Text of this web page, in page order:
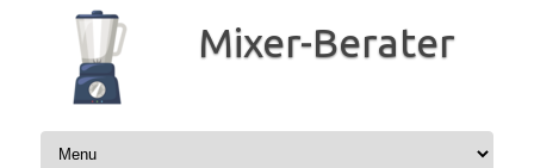
springen
Mixer-Berater